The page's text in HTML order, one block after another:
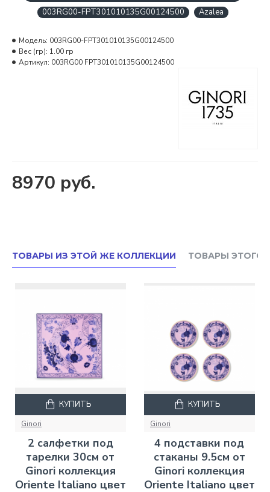
003RG00-FPT301010135G00124500
Azalea
8970 руб.
Модель: 003RG00-FPT301010135G00124500
Вес (гр): 1.00 гр
Артикул: 003RG00 FPT301010135G00124500
ТОВАРЫ ИЗ ЭТОЙ ЖЕ КОЛЛЕКЦИИ ТОВАРЫ ЭТОГО
Ginori
2 салфетки под
тарелки 30см от
Ginori коллекция
Oriente Italiano цвет
КУПИТЬ
Ginori
4 подставки под
стаканы 9.5см от
Ginori коллекция
Oriente Italiano цвет
КУПИТЬ